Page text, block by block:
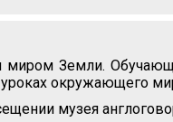
Земли.
окружающего
музея